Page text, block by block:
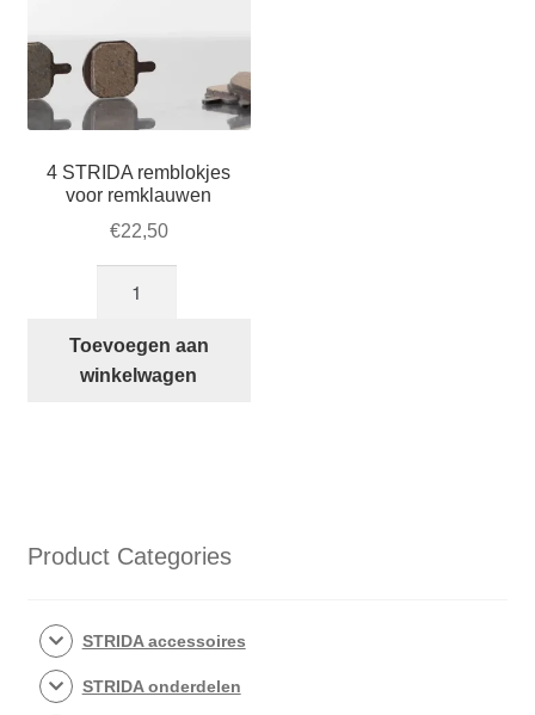
4 STRIDA remblokjes
voor remklauwen
€22,50
remblokjes
voor
Toevoegen aan
winkelwagen
Product Categories
STRIDA accessoires
STRIDA onderdelen